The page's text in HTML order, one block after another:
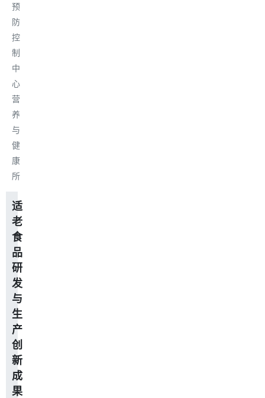
预
防
控
制
中
心
营
养
与
健
康
所
适
老
食
品
研
发
与
生
产
创
新
成
果